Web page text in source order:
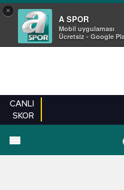
×
A SPOR
Mobil uygulaması
Ücretsiz - Google
CANLI
SKOR